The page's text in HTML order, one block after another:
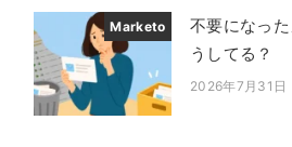
Marketo
不要になっ
うしてる？
投稿日
2026年7月31日